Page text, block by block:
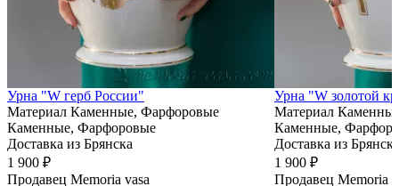
Урна "W герб России"
Материал Каменные, Фарфоровые
Каменные, Фарфоровые
Доставка из Брянска
1 900 ₽
Продавец Memoria vasa
Урна "W золотой
Материал
Каменные,
Доставка из Брянска
1 900 ₽
Продавец Memoria